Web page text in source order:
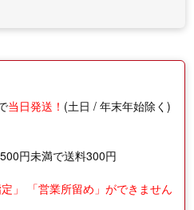
当日発送！ (土日 / 年末年始除く)
円未満で送料300円
」 「営業所留め」ができません